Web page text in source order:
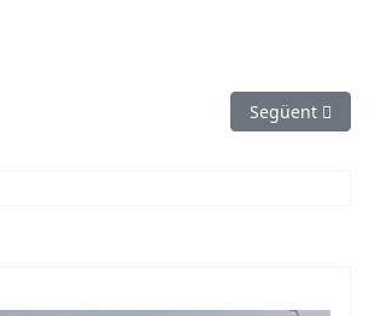
de Llobregat compta amb una nova
Article
Següent